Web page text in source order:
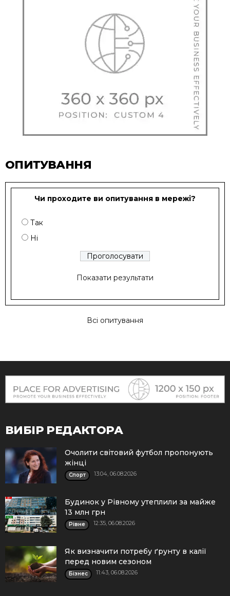
ОПИТУВАННЯ
Чи проходите ви опитування в мережі?
Так
Ні
Показати результати
Всі опитування
ВИБІР РЕДАКТОРА
Очолити світовий футбол пропонують
жінці
Спорт 13:04, 06.08.2026
Будинок у Рівному утеплили за майже
13 млн грн
Рівне 12:35, 06.08.2026
Як визначити потребу ґрунту в калії
перед новим сезоном
Бізнес 11:43, 06.08.2026